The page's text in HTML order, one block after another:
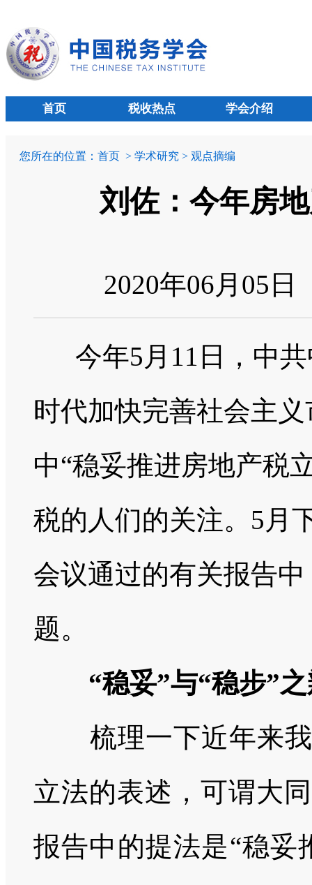
首页 税收热点 学会介绍
您所在的位置： 首页 > 学术研究 > 观点摘编
刘佐：今年房
2020年06月05日
今年5 月 11 日，中
时代加快完善社会主
中“稳妥推进房地产税
税的人们的关注。 5 月
会议通过的有关报告
题。
“稳妥”与“稳步”
梳理一下近年来
立法的表述，可谓大
报告中的提法是“稳妥